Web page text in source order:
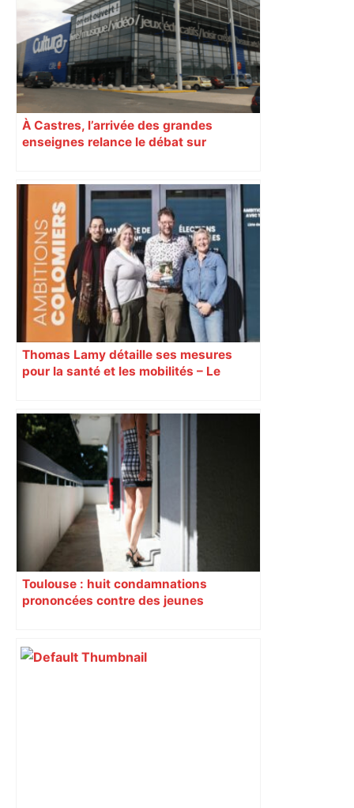
police : fausse alerte à Toulouse, le
mari, surpris en regardant un film
porno en cachette, se faisait
sermonner – ladepeche.fr
À Castres, l’arrivée des grandes
enseignes relance le débat sur
Thomas Lamy détaille ses mesures
pour la santé et les mobilités – Le
Toulouse : huit condamnations
prononcées contre des jeunes